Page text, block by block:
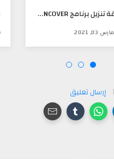
طريقة تنزيل برنامج ‪UNC0VER‬ وعمل جيلبريك ل IOS 14XX عن طريق سفاري مباشره دون استخدام الكمبيوتر
مارس 03, 2021
إرسال تعليق